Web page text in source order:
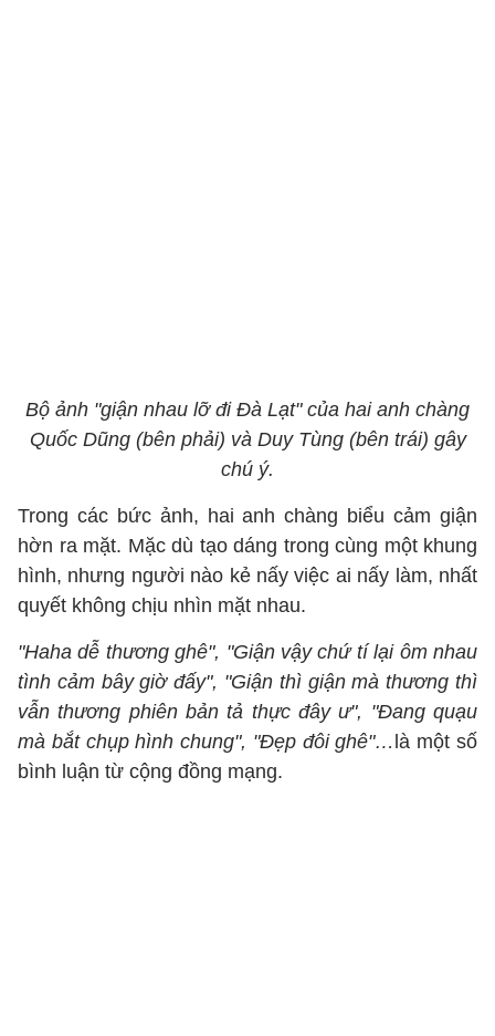
Bộ ảnh "giận nhau lỡ đi Đà Lạt" của hai anh chàng
Quốc Dũng (bên phải) và Duy Tùng (bên trái) gây
chú ý.
Trong các bức ảnh, hai anh chàng biểu cảm giận
hờn ra mặt. Mặc dù tạo dáng trong cùng một khung
hình, nhưng người nào kẻ nấy việc ai nấy làm, nhất
quyết không chịu nhìn mặt nhau.
"Haha dễ thương ghê", "Giận vậy chứ tí lại ôm nhau
tình cảm bây giờ đấy", "Giận thì giận mà thương thì
vẫn thương phiên bản tả thực đây ư", "Đang quạu
mà bắt chụp hình chung", "Đẹp đôi ghê"… là một số
bình luận từ cộng đồng mạng.